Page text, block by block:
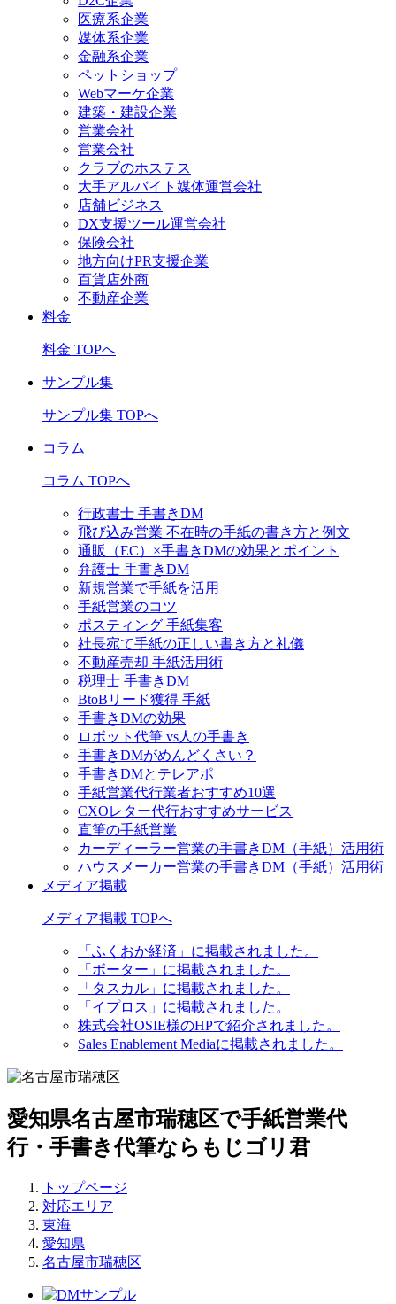
医療系企業
媒体系企業
金融系企業
ペットショップ
Webマーケ企業
建築・建設企業
営業会社
営業会社
クラブのホステス
大手アルバイト媒体運営会社
店舗ビジネス
DX支援ツール運営会社
保険会社
地方向けPR支援企業
百貨店外商
不動産企業
料金
料金 TOPへ
サンプル集
サンプル集 TOPへ
コラム
コラム TOPへ
行政書士 手書きDM
飛び込み営業 不在時の手紙の書き方と例文
通販（EC）×手書きDMの効果とポイント
弁護士 手書きDM
新規営業で手紙を活用
手紙営業のコツ
ポスティング 手紙集客
社長宛て手紙の正しい書き方と礼儀
不動産売却 手紙活用術
税理士 手書きDM
BtoBリード獲得 手紙
手書きDMの効果
ロボット代筆 vs人の手書き
手書きDMがめんどくさい？
手書きDMとテレアポ
手紙営業代行業者おすすめ10選
CXOレター代行おすすめサービス
直筆の手紙営業
カーディーラー営業の手書きDM（手紙）活用術
ハウスメーカー営業の手書きDM（手紙）活用術
メディア掲載
メディア掲載 TOPへ
「ふくおか経済」に掲載されました。
「ボーター」に掲載されました。
「タスカル」に掲載されました。
「イプロス」に掲載されました。
株式会社OSIE様のHPで紹介されました。
Sales Enablement Mediaに掲載されました。
愛知県名古屋市瑞穂区で手紙営業代
行・手書き代筆ならもじゴリ君
トップページ
対応エリア
東海
愛知県
名古屋市瑞穂区